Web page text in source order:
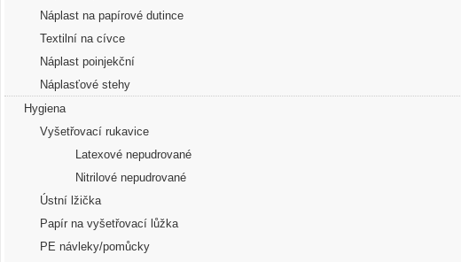
Náplast na papírové dutince
Textilní na cívce
Náplast poinjekční
Náplasťové stehy
Hygiena
Vyšetřovací rukavice
Latexové nepudrované
Nitrilové nepudrované
Ústní lžička
Papír na vyšetřovací lůžka
PE návleky/pomůcky